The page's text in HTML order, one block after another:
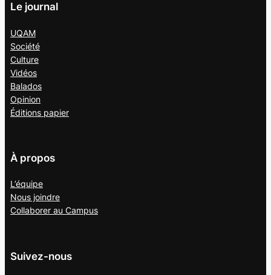
Le journal
UQAM
Société
Culture
Vidéos
Balados
Opinion
Éditions papier
À propos
L’équipe
Nous joindre
Collaborer au Campus
Suivez-nous